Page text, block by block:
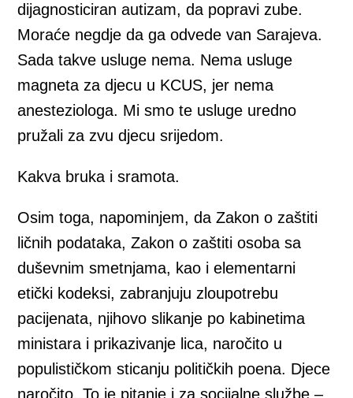
dijagnosticiran autizam, da popravi zube.
Moraće negdje da ga odvede van Sarajeva.
Sada takve usluge nema. Nema usluge
magneta za djecu u KCUS, jer nema
anesteziologa. Mi smo te usluge uredno
pružali za zvu djecu srijedom.
Kakva bruka i sramota.
Osim toga, napominjem, da Zakon o zaštiti
ličnih podataka, Zakon o zaštiti osoba sa
duševnim smetnjama, kao i elementarni
etički kodeksi, zabranjuju zloupotrebu
pacijenata, njihovo slikanje po kabinetima
ministara i prikazivanje lica, naročito u
populističkom sticanju političkih poena. Djece
naročito. To je pitanje i za socijalne službe –